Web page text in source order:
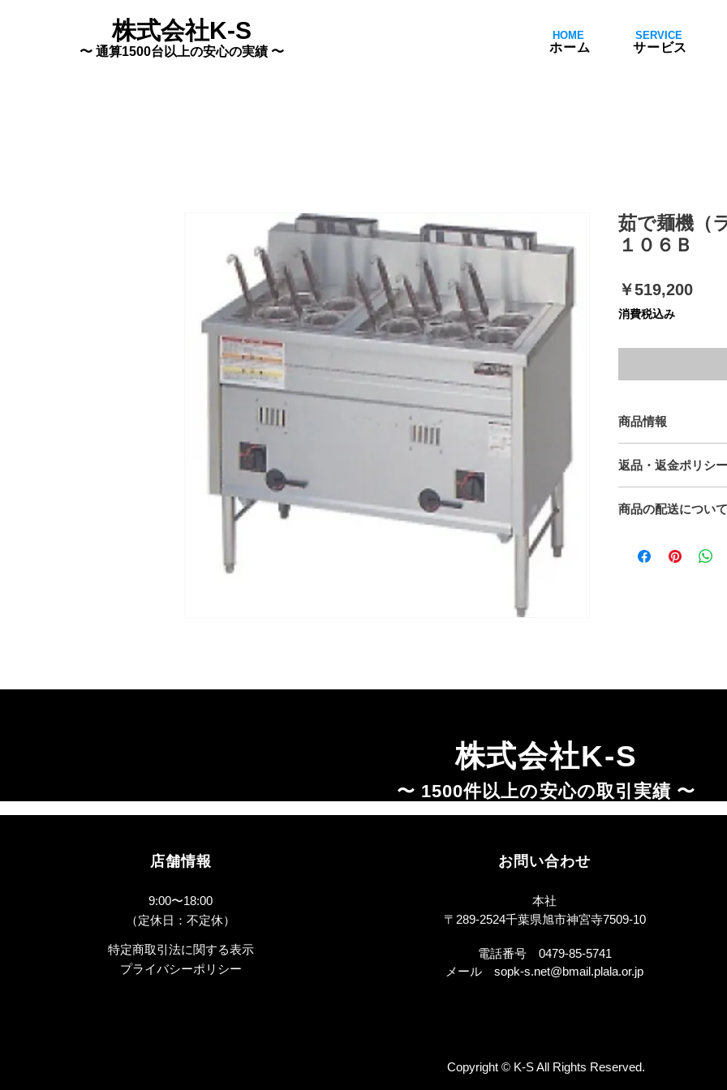
〜 通算1500台以上の安心の実績 〜
株式会社K-S HOME SERVICE
ホーム サービス
茹で麺機（
１０６Ｂ
￥519,200価
消費税込み
商品情報
＜外形寸法（ｍｍ）
＜鍋（槽）数＞ 2
＜カゴ数＞ 4+6
都市ガス 27.9kw
返品・返金ポリシー
但し運送事故・初
商品の配送について
離島の場合は、別
株式会社K-S
〜 1500件以上の安心の取引実績 〜
店舗情報
9:00〜18:00
（定休日：不定休）
特定商取引法に関する表示
​プライバシーポリシー
お問い合わせ
本社
〒289-2524千葉県旭市神宮寺7509-10
電話番号​ 0479-85-5741
​メールsopk-s.net@bmail.plala.or.jp
Copyright © K-S All Rights Reserved.